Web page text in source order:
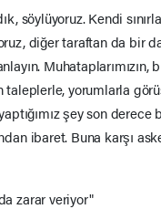
söylüyoruz. Kendi
diğer taraftan da bir
Muhataplarımızın,
yorumlarla
şey son
ibaret. Buna karşı
zarar veriyor"